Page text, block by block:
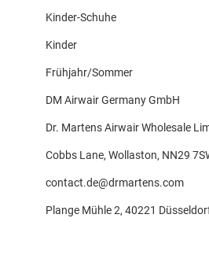
Kinder-Schuhe
Kinder
Frühjahr/Sommer
DM Airwair Germany GmbH
Dr. Martens Airwair Wholesale
Cobbs Lane, Wollaston, NN29
contact.de@drmartens.com
Plange Mühle 2, 40221